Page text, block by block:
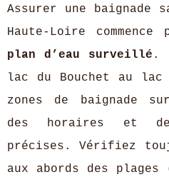
Assurer une baignade
Haute-Loire
plan d’eau surveillé .
lac du Bouchet au lac
zones de baignade
des horaires et
précises. Vérifiez
aux abords des